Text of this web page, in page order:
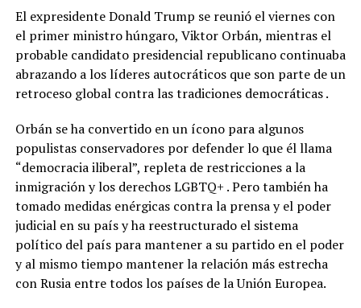
El expresidente Donald Trump se reunió el viernes con
el primer ministro húngaro, Viktor Orbán, mientras el
probable candidato presidencial republicano continuaba
abrazando a los líderes autocráticos que son parte de un
retroceso global contra las tradiciones democráticas .
Orbán se ha convertido en un ícono para algunos
populistas conservadores por defender lo que él llama
“democracia iliberal”, repleta de restricciones a la
inmigración y los derechos LGBTQ+ . Pero también ha
tomado medidas enérgicas contra la prensa y el poder
judicial en su país y ha reestructurado el sistema
político del país para mantener a su partido en el poder
y al mismo tiempo mantener la relación más estrecha
con Rusia entre todos los países de la Unión Europea.